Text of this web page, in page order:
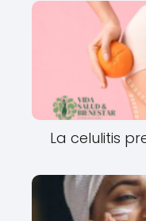
La celulitis